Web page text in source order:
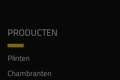
PRODUCTEN
Plinten
Chambranten